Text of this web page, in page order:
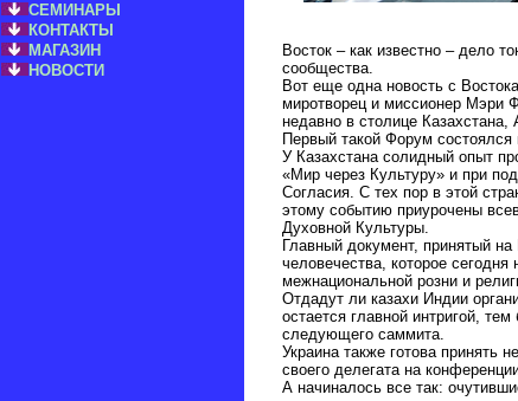
СЕМИНАРЫ
КОНТАКТЫ
МАГАЗИН
НОВОСТИ
Восток – как известно – дело
сообщества.
Вот еще одна новость с
миротворец и миссионер Мэри
недавно в столице
Первый такой Форум
У Казахстана солидный опыт
«Мир через Культуру» и при
Согласия. С тех пор в этой
этому событию приурочены
Духовной Культуры.
Главный документ, принятый
человечества, которое
межнациональной розни и
Отдадут ли казахи Индии
остается главной интригой,
следующего саммита.
Украина также готова принять
своего делегата на
А начиналось все так: